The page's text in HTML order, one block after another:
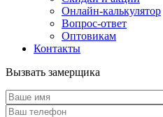
Онлайн-калькулятор
Вопрос-ответ
Оптовикам
Контакты
Вызвать замерщика